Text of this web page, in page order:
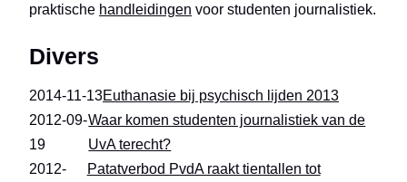
praktische handleidingen voor studenten journalistiek.
Divers
2014-11-13Euthanasie bij psychisch lijden 2013
2012-09-
19
Waar komen studenten journalistiek van de
UvA terecht?
2012-
Patatverbod PvdA raakt tientallen tot